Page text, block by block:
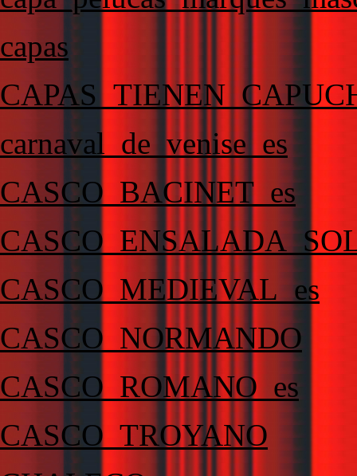
capas
carnaval_de_venise_es
CASCO_BACINET_es
CASCO_MEDIEVAL_es
CASCO_NORMANDO
CASCO_ROMANO_es
CASCO_TROYANO